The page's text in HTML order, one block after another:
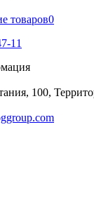
товаров0
11
100,